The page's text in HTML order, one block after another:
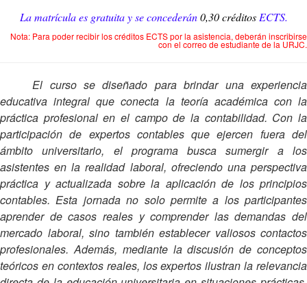
La matrícula es gratuita y se concederán0,30 créditosECTS.
Nota: Para poder recibir los créditos ECTS por la asistencia, deberán inscribirse
con el correo de estudiante de la URJC.
El curso se diseñado para brindar una experiencia
educativa integral que conecta la teoría académica con la
práctica profesional en el campo de la contabilidad. Con la
participación de expertos contables que ejercen fuera del
ámbito universitario, el programa busca sumergir a los
asistentes en la realidad laboral, ofreciendo una perspectiva
práctica y actualizada sobre la aplicación de los principios
contables. Esta jornada no solo permite a los participantes
aprender de casos reales y comprender las demandas del
mercado laboral, sino también establecer valiosos contactos
profesionales. Además, mediante la discusión de conceptos
teóricos en contextos reales, los expertos ilustran la relevancia